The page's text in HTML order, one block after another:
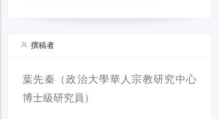
撰稿者
葉先秦（政治大學華人宗教研究中心
博士級研究員）